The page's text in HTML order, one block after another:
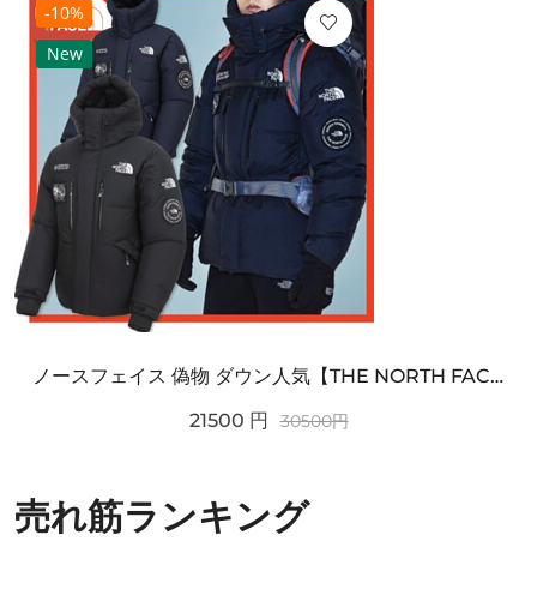
-10%
New
ノースフェイス 偽物 ダウン人気【THE NORTH FACE】M'S 7 SUMMIT HIM...
21500 円 30500円
売れ筋ランキング